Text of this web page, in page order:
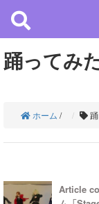
踊ってみ
ホーム /
Article